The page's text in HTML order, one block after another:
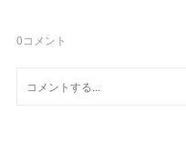
0コメント